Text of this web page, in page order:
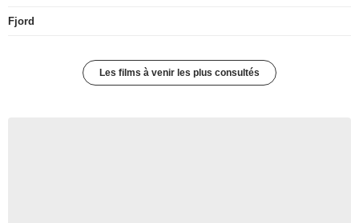
Fjord
Les films à venir les plus consultés